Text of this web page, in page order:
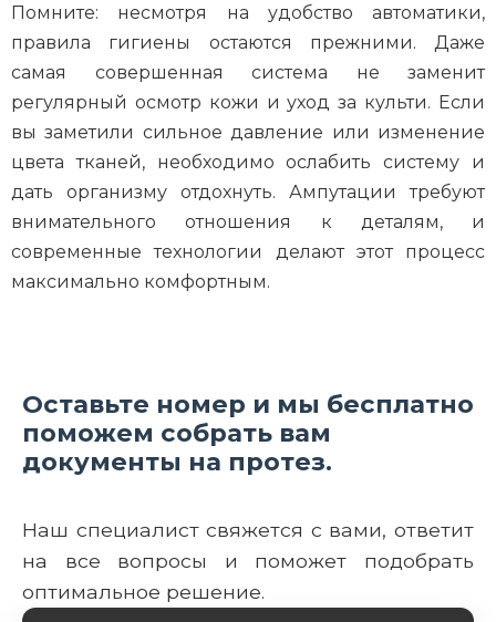
Помните: несмотря на удобство автоматики,
правила гигиены остаются прежними. Даже
самая совершенная система не заменит
регулярный осмотр кожи и уход за культи. Если
вы заметили сильное давление или изменение
цвета тканей, необходимо ослабить систему и
дать организму отдохнуть. Ампутации требуют
внимательного отношения к деталям, и
современные технологии делают этот процесс
максимально комфортным.
Оставьте номер и мы бесплатно
поможем собрать вам
документы на протез.
Наш специалист свяжется с вами, ответит
на все вопросы и поможет подобрать
оптимальное решение.